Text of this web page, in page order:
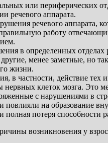
или периферических
речевого аппарата.
речевого аппарата,
работу отвечающих
в определенных отделах
менее заметные, но
жизни.
в частности, действие
нервных клеток мозга. Это
с нарушениями в
повлияли на образование
потеря способности